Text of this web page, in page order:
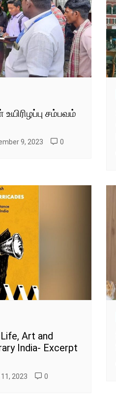
சம்பவம்
9, 2023 0
Art and
India- Excerpt
11, 2023 0